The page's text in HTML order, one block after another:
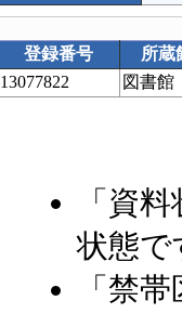
登録番号
所蔵
13077822
図書館
「資
状態で
「禁